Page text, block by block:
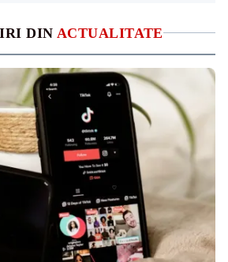
DIN ACTUALITATE